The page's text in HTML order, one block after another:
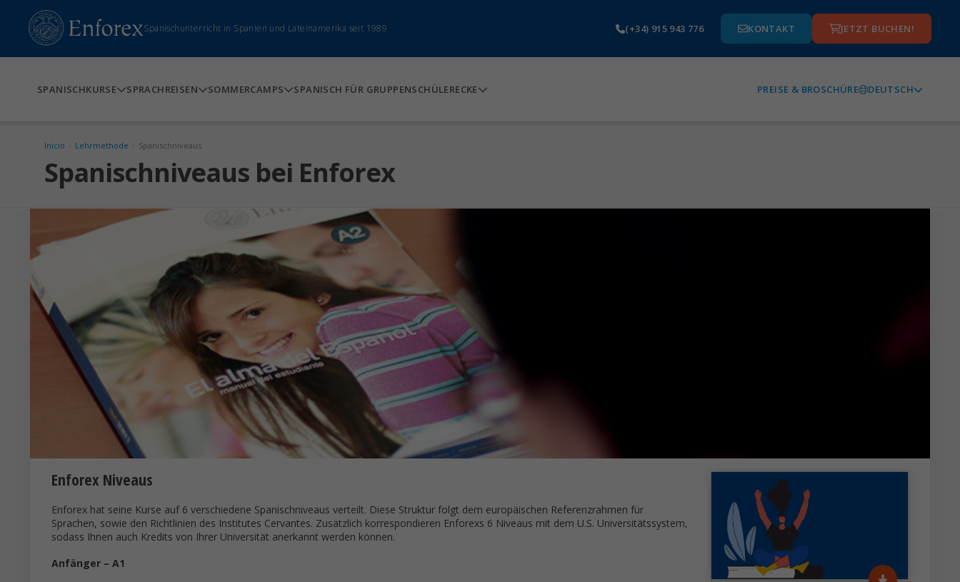
Spanischunterricht in Spanien und Lateinamerika seit 1989 (+34) 915 943 776 KONTAKT JETZT BUCHEN!
SPANISCHKURSE SPRACHREISEN SOMMERCAMPS SPANISCH FÜR GRUPPENSCHÜLERECKE PREISE & BROSCHÜRE DEUTSCH
Inicio Lehrmethode Spanischniveaus
Spanischniveaus bei Enforex
Enforex Niveaus
Enforex hat seine Kurse auf 6 verschiedene Spanischniveaus verteilt. Diese Struktur folgt dem europäischen Referenzrahmen für
Sprachen, sowie den Richtlinien des Institutes Cervantes. Zusätzlich korrespondieren Enforexs 6 Niveaus mit dem U.S. Universitätssystem,
sodass Ihnen auch Kredits von Ihrer Universität anerkannt werden können.
Anfänger – A1